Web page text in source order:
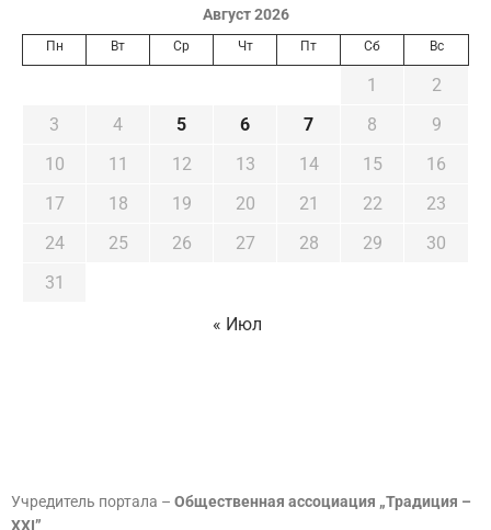
Август 2026
Пн Вт Ср Чт Пт Сб Вс
1
2
3
4 5 6 7 8
9
10
11 12 13 14 15
16
17
18 19 20 21 22
23
24
25 26 27 28 29
30
31
« Июл
Учредитель портала – Общественная ассоциация „Традиция –
XXI”